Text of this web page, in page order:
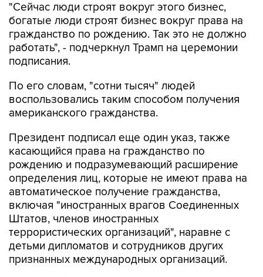
"Сейчас люди строят вокруг этого бизнес,
богатые люди строят бизнес вокруг права на
гражданство по рождению. Так это не должно
работать", - подчеркнул Трамп на церемонии
подписания.
По его словам, "сотни тысяч" людей
воспользовались таким способом получения
американского гражданства.
Президент подписал еще один указ, также
касающийся права на гражданство по
рождению и подразумевающий расширение
определения лиц, которые не имеют права на
автоматическое получение гражданства,
включая "иностранных врагов Соединенных
Штатов, членов иностранных
террористических организаций", наравне с
детьми дипломатов и сотрудников других
признанных международных организаций.